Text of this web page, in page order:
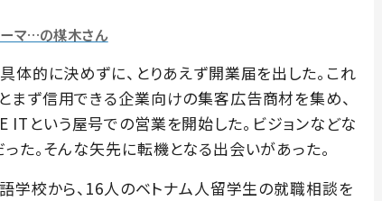
マ…の楳木さん
体的に決めずに、とりあえず開業届を出した。これ
まず信用できる企業向けの集客広告商材を集め、
という屋号での営業を開始した。ビジョンなどな
た。そんな矢先に転機となる出会いがあった。
学校から、16人のベトナム人留学生の就職相談を